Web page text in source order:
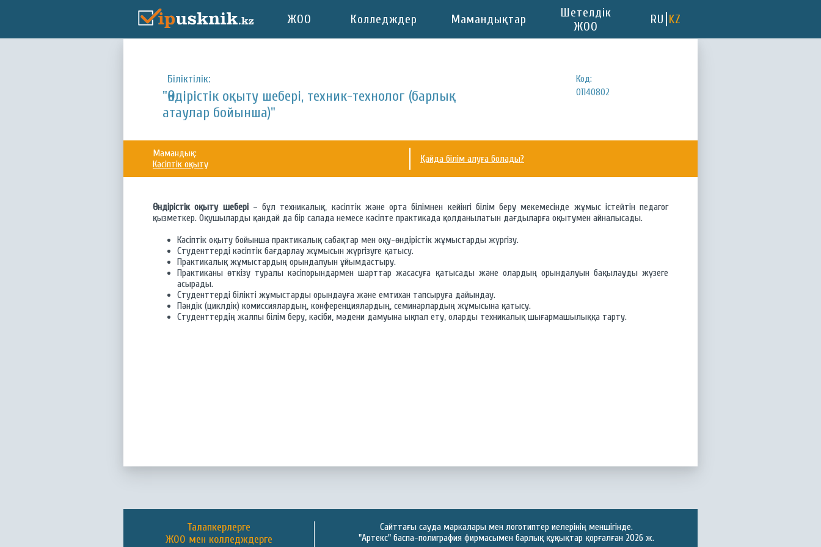
ЖОО Колледждер Мамандықтар
Шетелдік
ЖОО
RU KZ
Біліктілік:
"Өндірістік оқыту шебері, техник-технолог (барлық
атаулар бойынша)"
Код:
01140802
Мамандық:
Кәсіптік оқыту
Қайда білім алуға болады?
Өндірістік оқыту шебері– бұл техникалық, кәсіптік және орта білімнен кейінгі білім беру мекемесінде жұмыс істейтін педагог
қызметкер. Оқушыларды қандай да бір салада немесе кәсіпте практикада қолданылатын дағдыларға оқытумен айналысады.
Кәсіптік оқыту бойынша практикалық сабақтар мен оқу-өндірістік жұмыстарды жүргізу.
Студенттерді кәсіптік бағдарлау жұмысын жүргізуге қатысу.
Практикалық жұмыстардың орындалуын ұйымдастыру.
Практиканы өткізу туралы кәсіпорындармен шарттар жасасуға қатысады және олардың орындалуын бақылауды жүзеге
асырады.
Студенттерді білікті жұмыстарды орындауға және емтихан тапсыруға дайындау.
Пәндік (циклдік) комиссиялардың, конференциялардың, семинарлардың жұмысына қатысу.
Студенттердің жалпы білім беру, кәсіби, мәдени дамуына ықпал ету, оларды техникалық шығармашылыққа тарту.
Талапкерлерге
ЖОО мен колледждерге
Сайттағы сауда маркалары мен логотиптер иелерінің меншігінде.
"Артекс" баспа-полиграфия фирмасымен барлық құқықтар қорғалған 2026 ж.